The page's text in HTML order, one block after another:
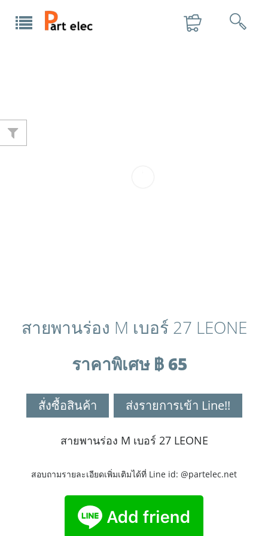
สายพานร่อง M เบอร์ 27 LEONE
ราคาพิเศษ ฿ 65
สั่งซื้อสินค้า ส่งรายการเข้า Line!!
สายพานร่อง M เบอร์ 27 LEONE
สอบถามรายละเอียดเพิ่มเติมได้ที่ Line id: @partelec.net